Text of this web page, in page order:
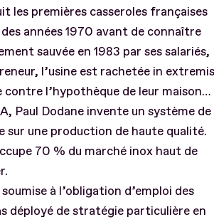
les premières casseroles françaises
années 1970 avant de connaître
sauvée en 1983 par ses salariés,
l’usine est rachetée in extremis
l’hypothèque de leur maison…
Paul Dodane invente un système de
sur une production de haute qualité.
70 % du marché inox haut de
à l’obligation d’emploi des
déployé de stratégie particulière en